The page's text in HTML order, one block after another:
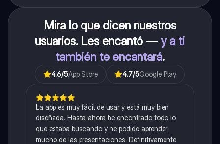
Mira lo que dicen nuestros
usuarios. Les encantó —y a ti
también te encantará.
4.6/5App Store 4.7/5Google Play
La app es muy fácil de usar y está muy bien
diseñada. Hasta ahora he encontrado todo lo
que estaba buscando y he podido aprender
mucho de las presentaciones. Definitivamente